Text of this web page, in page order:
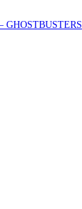
GHOSTBUSTERS